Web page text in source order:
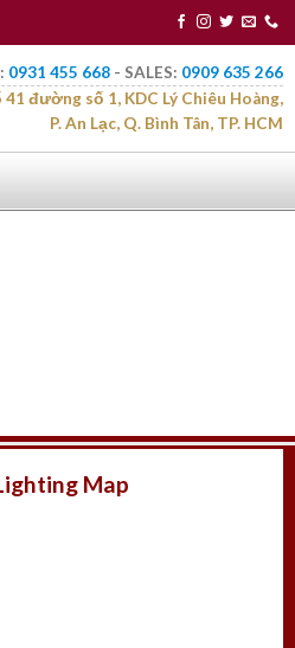
0931 455 668 - SALES: 0909 635 266
41 đường số 1, KDC Lý Chiêu Hoàng,
P. An Lạc, Q. Bình Tân, TP. HCM
Map